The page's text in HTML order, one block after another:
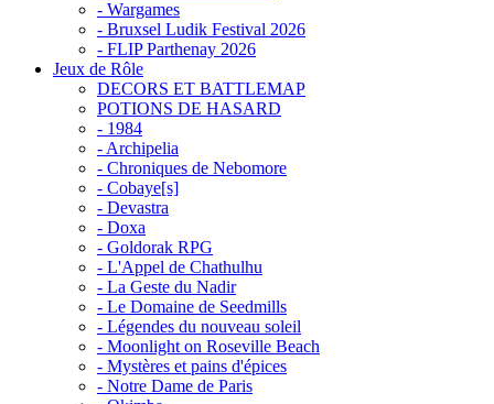
- Wargames
- Bruxsel Ludik Festival 2026
- FLIP Parthenay 2026
Jeux de Rôle
DECORS ET BATTLEMAP
POTIONS DE HASARD
- 1984
- Archipelia
- Chroniques de Nebomore
- Cobaye[s]
- Devastra
- Doxa
- Goldorak RPG
- L'Appel de Chathulhu
- La Geste du Nadir
- Le Domaine de Seedmills
- Légendes du nouveau soleil
- Moonlight on Roseville Beach
- Mystères et pains d'épices
- Notre Dame de Paris